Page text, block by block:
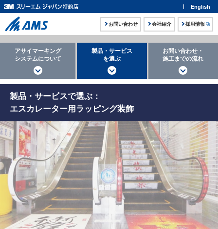
English
お問い合わせ 会社紹介 採用情報
アサイマーキング
システムについて
製品・サービス
を選ぶ
お問い合わせ・
施工までの流れ
製品・サービスで選ぶ：
エスカレーター用ラッピング装飾